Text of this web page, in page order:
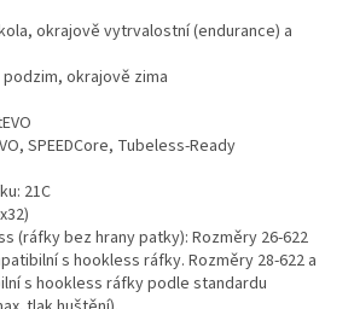
okrajově vytrvalostní (endurance) a
okrajově zima
SPEEDCore, Tubeless-Ready
21C
(ráfky bez hrany patky): Rozměry 26-622
s hookless ráfky. Rozměry 28-622 a
s hookless ráfky podle standardu